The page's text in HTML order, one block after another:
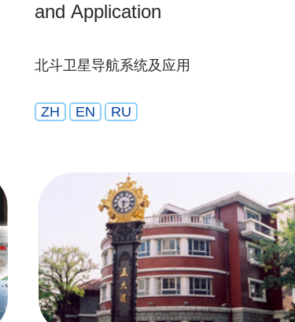
and Application
北斗卫星导航系统及应用
ZH EN RU